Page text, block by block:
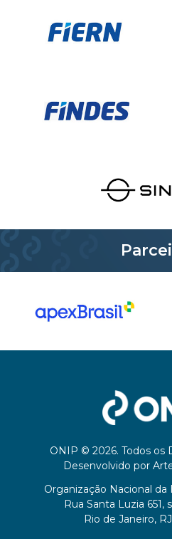
ONIP © 2026. Todos os
Desenvolvido por
Organização Nacional
Rua Santa Luzia 651,
Rio de Janeiro,